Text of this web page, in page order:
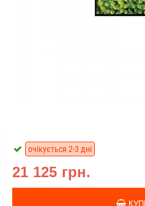
21 125 грн.
очікується 2-3 дні